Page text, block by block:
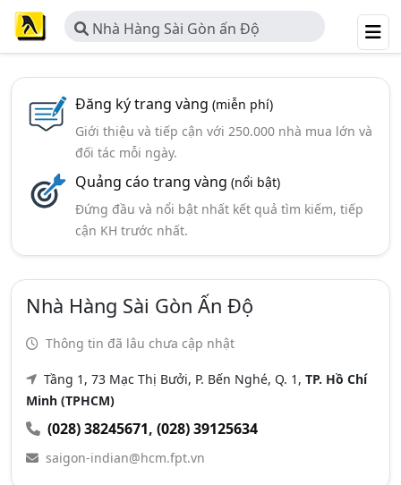
Nhà Hàng Sài Gòn ấn Độ
Đăng ký trang vàng (miễn phí)
Giới thiệu và tiếp cận với 250.000 nhà mua lớn và
đối tác mỗi ngày.
Quảng cáo trang vàng (nổi bật)
Đứng đầu và nổi bật nhất kết quả tìm kiếm, tiếp
cận KH trước nhất.
Nhà Hàng Sài Gòn Ấn Độ
Thông tin đã lâu chưa cập nhật
Tầng 1, 73 Mạc Thị Bưởi, P. Bến Nghé, Q. 1, TP. Hồ Chí
Minh (TPHCM)
(028) 38245671, (028) 39125634
saigon-indian@hcm.fpt.vn